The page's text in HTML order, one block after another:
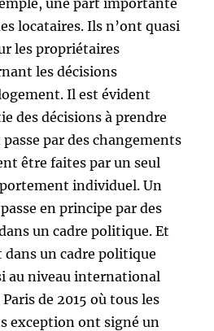
locataires. Ils n’ont quasi
les propriétaires
les décisions
Il est évident
des décisions à prendre
par des changements
être faites par un seul
individuel. Un
en principe par des
un cadre politique. Et
dans un cadre politique
au niveau international
de 2015 où tous les
exception ont signé un